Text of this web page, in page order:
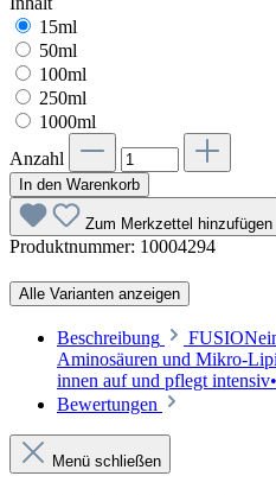
15ml
50ml
100ml
250ml
1000ml
Anzahl
In den Warenkorb
Zum Merkzettel hinzufügen
Produktnummer: 10004294
Alle Varianten anzeigen
Beschreibung
Aminosäuren und Mikro-
innen auf und pflegt
Bewertungen
Menü schließen